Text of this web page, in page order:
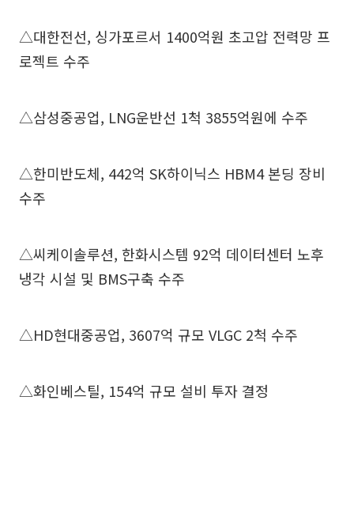
△대한전선, 싱가포르서 1400억원 초고압 전력망 프
로젝트 수주
△삼성중공업, LNG운반선 1척 3855억원에 수주
△한미반도체, 442억 SK하이닉스 HBM4 본딩 장비
수주
△씨케이솔루션, 한화시스템 92억 데이터센터 노후
냉각 시설 및 BMS구축 수주
△HD현대중공업, 3607억 규모 VLGC 2척 수주
△화인베스틸, 154억 규모 설비 투자 결정